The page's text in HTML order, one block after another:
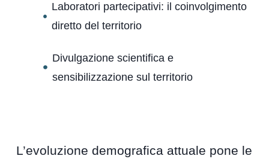
Laboratori partecipativi: il coinvolgimento
diretto del territorio
Divulgazione scientifica e
sensibilizzazione sul territorio
L’evoluzione demografica attuale pone le